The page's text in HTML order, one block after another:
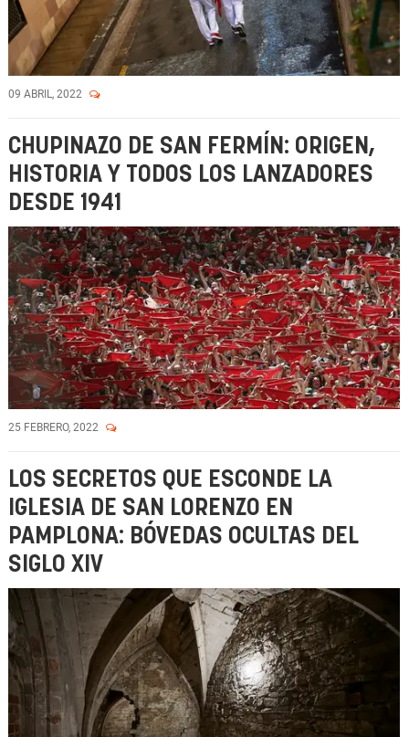
09 ABRIL, 2022
CHUPINAZO DE SAN FERMÍN: ORIGEN,
HISTORIA Y TODOS LOS LANZADORES
DESDE 1941
25 FEBRERO, 2022
LOS SECRETOS QUE ESCONDE LA
IGLESIA DE SAN LORENZO EN
PAMPLONA: BÓVEDAS OCULTAS DEL
SIGLO XIV